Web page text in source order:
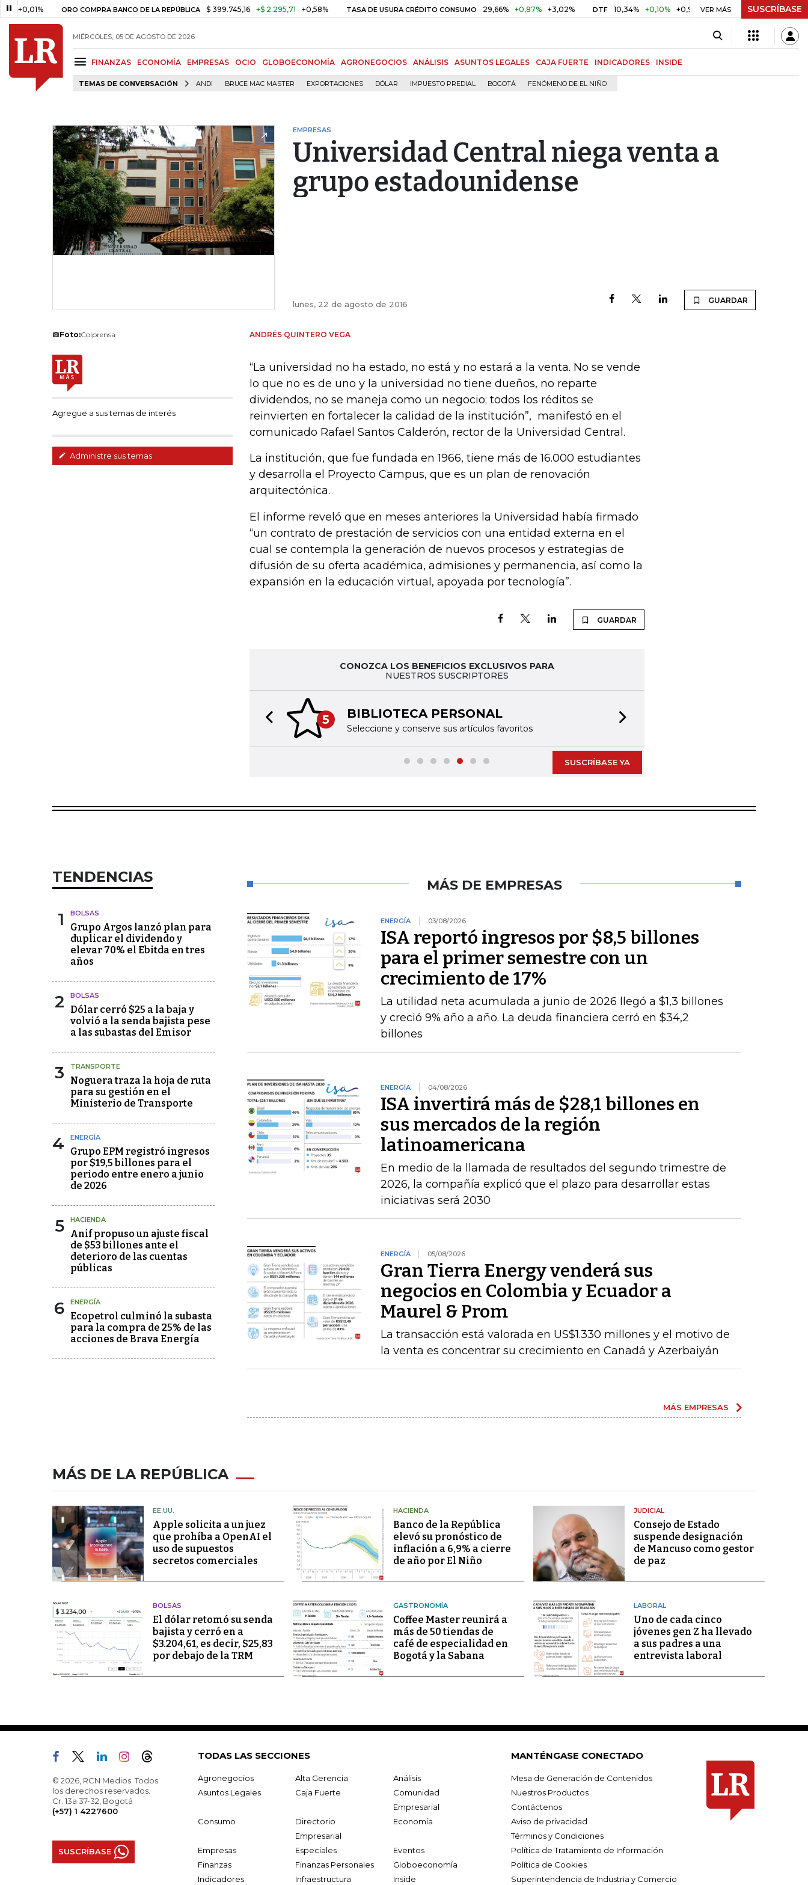
ORO COMPRA BANCO DE LA REPÚBLICA $ 399.745,16 +$ 2.295,71 +0,58% TASA DE USURA CRÉDITO CONSUMO 29,66% +0,87% +3,02% DTF 10,34% +0,10% +0,98% UVR $ 416,81 +$ 0,05 +0,01%
VER MÁS SUSCRÍBASE
MIÉRCOLES, 05 DE AGOSTO DE 2026
FINANZAS ECONOMÍA EMPRESAS OCIO GLOBOECONOMÍA AGRONEGOCIOS ANÁLISIS ASUNTOS LEGALES CAJA FUERTE INDICADORES INSIDE
TEMAS DE CONVERSACIÓN ANDI BRUCE MAC MASTER EXPORTACIONES DÓLAR IMPUESTO PREDIAL BOGOTÁ FENÓMENO DE EL NIÑO
EMPRESAS
Universidad Central niega venta a
grupo estadounidense
lunes, 22 de agosto de 2016 GUARDAR
Foto:Colprensa
Agregue a sus temas de interés
Administre sus temas
ANDRÉS QUINTERO VEGA
“La universidad no ha estado, no está y no estará a la venta. No se vende
lo que no es de uno y la universidad no tiene dueños, no reparte
dividendos, no se maneja como un negocio; todos los réditos se
reinvierten en fortalecer la calidad de la institución”, manifestó en el
comunicado Rafael Santos Calderón, rector de la Universidad Central.
La institución, que fue fundada en 1966, tiene más de 16.000 estudiantes
y desarrolla el Proyecto Campus, que es un plan de renovación
arquitectónica.
El informe reveló que en meses anteriores la Universidad había firmado
“un contrato de prestación de servicios con una entidad externa en el
cual se contempla la generación de nuevos procesos y estrategias de
difusión de su oferta académica, admisiones y permanencia, así como la
expansión en la educación virtual, apoyada por tecnología”.
GUARDAR
CONOZCA LOS BENEFICIOS EXCLUSIVOS PARA
NUESTROS SUSCRIPTORES
5 BIBLIOTECA PERSONAL
Seleccione y conserve sus artículos favoritos
Previous slide
SUSCRÍBASE YA
TENDENCIAS
1 BOLSAS
Grupo Argos lanzó plan para
duplicar el dividendo y
elevar 70% el Ebitda en tres
años
2 BOLSAS
Dólar cerró $25 a la baja y
volvió a la senda bajista pese
a las subastas del Emisor
3 TRANSPORTE
Noguera traza la hoja de ruta
para su gestión en el
Ministerio de Transporte
4 ENERGÍA
Grupo EPM registró ingresos
por $19,5 billones para el
periodo entre enero a junio
de 2026
5 HACIENDA
Anif propuso un ajuste fiscal
de $53 billones ante el
deterioro de las cuentas
públicas
6 ENERGÍA
Ecopetrol culminó la subasta
para la compra de 25% de las
acciones de Brava Energía
MÁS DE EMPRESAS
ENERGÍA 03/08/2026
ISA reportó ingresos por $8,5 billones
para el primer semestre con un
crecimiento de 17%
La utilidad neta acumulada a junio de 2026 llegó a $1,3 billones
y creció 9% año a año. La deuda financiera cerró en $34,2
billones
ENERGÍA 04/08/2026
ISA invertirá más de $28,1 billones en
sus mercados de la región
latinoamericana
En medio de la llamada de resultados del segundo trimestre de
2026, la compañía explicó que el plazo para desarrollar estas
iniciativas será 2030
ENERGÍA 05/08/2026
Gran Tierra Energy venderá sus
negocios en Colombia y Ecuador a
Maurel & Prom
La transacción está valorada en US$1.330 millones y el motivo de
la venta es concentrar su crecimiento en Canadá y Azerbaiyán
MÁS EMPRESAS
MÁS DE LA REPÚBLICA
EE.UU.
Apple solicita a un juez
que prohíba a OpenAI el
uso de supuestos
secretos comerciales
HACIENDA
Banco de la República
elevó su pronóstico de
inflación a 6,9% a cierre
de año por El Niño
JUDICIAL
Consejo de Estado
suspende designación
de Mancuso como gestor
de paz
BOLSAS
El dólar retomó su senda
bajista y cerró en a
$3.204,61, es decir, $25,83
por debajo de la TRM
GASTRONOMÍA
Coffee Master reunirá a
más de 50 tiendas de
café de especialidad en
Bogotá y la Sabana
LABORAL
Uno de cada cinco
jóvenes gen Z ha llevado
a sus padres a una
entrevista laboral
© 2026, RCN Medios. Todos
los derechos reservados.
Cr. 13a 37-32, Bogotá
(+57) 1 4227600
SUSCRÍBASE
TODAS LAS SECCIONES
Agronegocios Alta Gerencia
Análisis
Asuntos Legales
Caja Fuerte
Comunidad
Empresarial
Consumo
Directorio
Empresarial
Economía
Empresas Especiales
Eventos
Finanzas
Finanzas Personales
Globoeconomía
Indicadores
Infraestructura Inside
MANTÉNGASE CONECTADO
Mesa de Generación de Contenidos
Nuestros Productos
Contáctenos
Aviso de privacidad
Términos y Condiciones
Política de Tratamiento de Información
Política de Cookies
Superintendencia de Industria y Comercio